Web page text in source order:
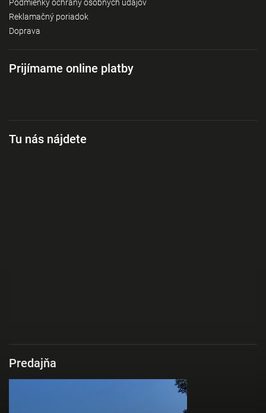
Podmienky ochrany osobných údajov
Reklamačný poriadok
Doprava
Prijímame online platby
Tu nás nájdete
Predajňa